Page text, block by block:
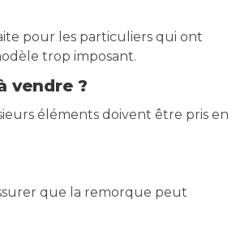
pour les particuliers qui ont
trop imposant.
vendre ?
éléments doivent être pris en
que la remorque peut